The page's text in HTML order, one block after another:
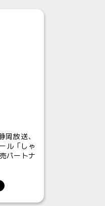
放送、
ル「しゃ
パートナ